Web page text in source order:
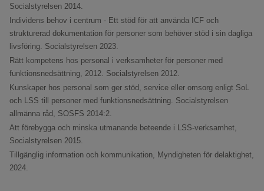
Socialstyrelsen 2014.
Individens behov i centrum - Ett stöd för att använda ICF och
strukturerad dokumentation för personer som behöver stöd i sin dagliga
livsföring. Socialstyrelsen 2023.
Rätt kompetens hos personal i verksamheter för personer med
funktionsnedsättning, 2012. Socialstyrelsen 2012.
Kunskaper hos personal som ger stöd, service eller omsorg enligt SoL
och LSS till personer med funktionsnedsättning. Socialstyrelsen
allmänna råd, SOSFS 2014:2.
Att förebygga och minska utmanande beteende i LSS-verksamhet,
Socialstyrelsen 2015.
Tillgänglig information och kommunikation, Myndigheten för delaktighet,
2024.